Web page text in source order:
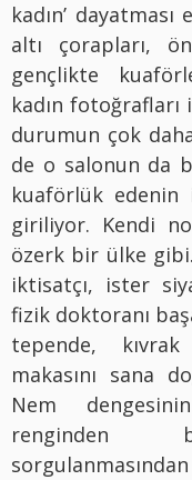
kadın’
altı çorapları,
gençlikte
kadın fotoğrafları
durumun çok
de o salonun da
kuaförlük edenin
giriliyor. Kendi
özerk bir ülke
iktisatçı, ister
fizik doktoranı
tepende,
makasını sana
Nem
renginden